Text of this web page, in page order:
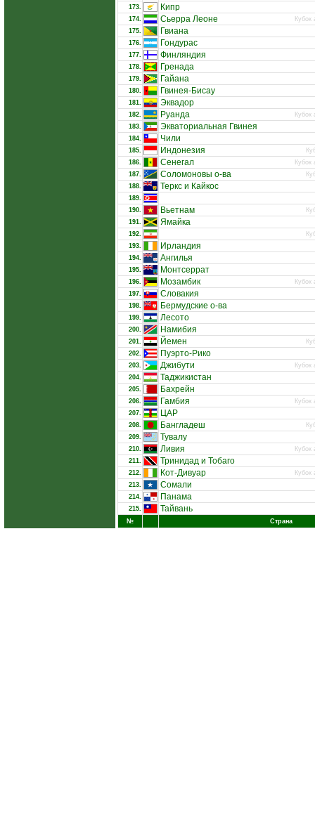
173. Кипр
174. Сьерра Леоне
Кубок
175.
Гвиана
176. Гондурас
177. Финляндия
178. Гренада
179. Гайана
180. Гвинея-Бисау
181. Эквадор
182. Руанда
Кубок
183.
Экваториальная Гвинея
184. Чили
185. Индонезия
186.
Сенегал
Кубок
187.
Соломоновы о-ва
188.
Теркс и Кайкос
189.
190.
Вьетнам
191.
Ямайка
192.
193.
Ирландия
194. Ангилья
195. Монтсеррат
196. Мозамбик
Кубок
197.
Словакия
198. Бермудские о-ва
199. Лесото
200. Намибия
201. Йемен
202.
Пуэрто-Рико
203. Джибути
Кубок
204.
Таджикистан
205. Бахрейн
206. Гамбия
Кубок
207.
ЦАР
208. Бангладеш
209.
Тувалу
210. Ливия
Кубок
211.
Тринидад и Тобаго
212. Кот-Дивуар
Кубок
213.
Сомали
214. Панама
215. Тайвань
№ Страна